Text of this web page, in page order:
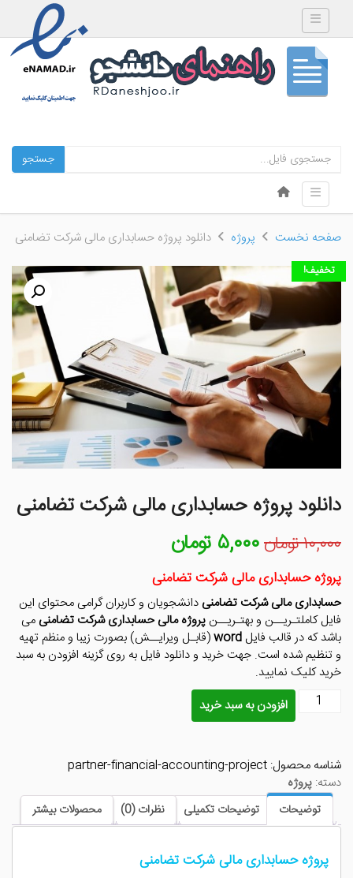
Toggle navigation
جستجو
Menu
Skip to content
Toggle navigation
صفحه نخست پروژه دانلود پروژه حسابداری مالی شرکت تضامنی
تخفیف!
دانلود پروژه حسابداری مالی شرکت تضامنی
۱۰,۰۰۰تومانقیمت
اصلی
۱۰,۰۰۰ تومان
بود.
۵,۰۰۰ تومان
است.
پروژه حسابداری مالی شرکت تضامنی
حسابداری مالی شرکت تضامنی دانشجویان و کاربران گرامی محتوای این
فایل کاملتـریــن و بهتـریــن پروژه مالی حسابداری شرکت تضامنی می
باشد که در قالب فایل
(قابـل ویرایــش) بصورت زیبا و منظم تهیه
و تنظیم شده است. جهت خرید و دانلود فایل به روی گزینه افزودن به سبد
خرید کلیک نمایید.
دانلود
شرکت
تضامنی
عدد
افزودن به سبد خرید
شناسه محصول: partner-financial-accounting-project
دسته: پروژه
توضیحات توضیحات تکمیلی نظرات (0) محصولات بیشتر
پروژه حسابداری مالی شرکت تضامنی